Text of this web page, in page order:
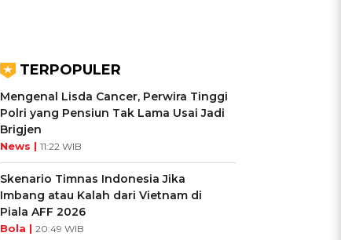
TERPOPULER
Mengenal Lisda Cancer, Perwira Tinggi
Polri yang Pensiun Tak Lama Usai Jadi
Brigjen
News | 11:22 WIB
Skenario Timnas Indonesia Jika
Imbang atau Kalah dari Vietnam di
Piala AFF 2026
Bola | 20:49 WIB